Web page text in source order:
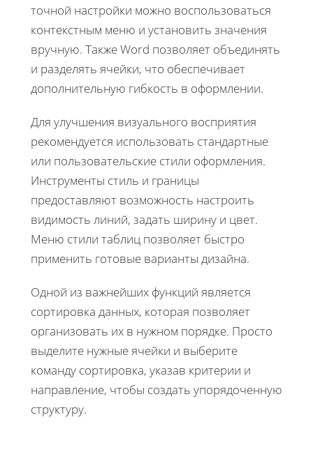
точной настройки можно воспользоваться
контекстным меню и установить значения
вручную. Также Word позволяет объединять
и разделять ячейки, что обеспечивает
дополнительную гибкость в оформлении.
Для улучшения визуального восприятия
рекомендуется использовать стандартные
или пользовательские стили оформления.
Инструменты стиль и границы
предоставляют возможность настроить
видимость линий, задать ширину и цвет.
Меню стили таблиц позволяет быстро
применить готовые варианты дизайна.
Одной из важнейших функций является
сортировка данных, которая позволяет
организовать их в нужном порядке. Просто
выделите нужные ячейки и выберите
команду сортировка, указав критерии и
направление, чтобы создать упорядоченную
структуру.